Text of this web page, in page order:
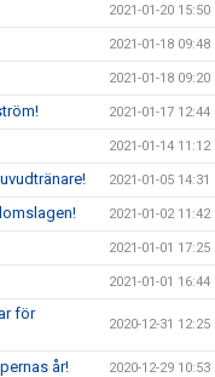
2021-01-20 15:50
2021-01-18 09:48
2021-01-18 09:20
2021-01-17 12:44
2021-01-14 11:12
2021-01-05 14:31
2021-01-02 11:42
2021-01-01 17:25
2021-01-01 16:44
för
2020-12-31 12:25
år! 2020-12-29 10:53